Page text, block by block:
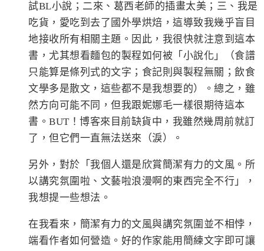
試BL小說；二來、葛西老師的插畫太美；三、我是
吃貨，愛吃到去了國外學烘焙，這導致我幾乎盲目
地接收所有相關主題。因此，我很快就注意到這本
書，尤其想看麵包的製程如何被「小說化」（食譜
只能算是條列式的文字；食記則與製程無關；飲食
文學多是散文，這些都不是我想要的）。總之，雖
然方向可能不同，但我跟妮娜毛一樣很期待這本
書。BUT！博客來目前缺貨中，我雖然幾周前就訂
了，但它們一直無法送來（淚）。
另外，對於「我個人還是欣賞簡潔有力的文風。所
以講究氛圍啦、文藝啦浪漫啊的東西完全不行」，
我想提一些想法。
在我看來，簡潔有力的文風與講究氛圍並不相悖，
端看作者如何營造。好的作家能用簡練文字即可讓